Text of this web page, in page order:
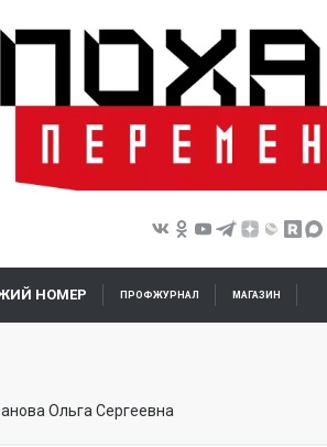
НОМЕР ПРОФЖУРНАЛ МАГАЗИН
Ольга Сергеевна